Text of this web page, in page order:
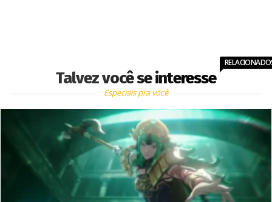
Talvez você se interesse
Especiais pra você